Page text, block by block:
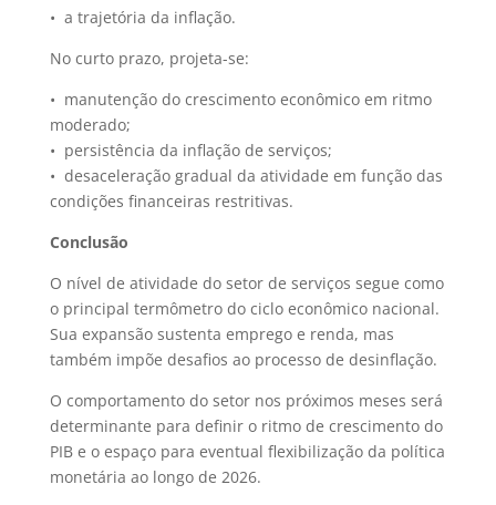
• a trajetória da inflação.
No curto prazo, projeta-se:
• manutenção do crescimento econômico em ritmo
moderado;
• persistência da inflação de serviços;
• desaceleração gradual da atividade em função das
condições financeiras restritivas.
Conclusão
O nível de atividade do setor de serviços segue como
o principal termômetro do ciclo econômico nacional.
Sua expansão sustenta emprego e renda, mas
também impõe desafios ao processo de desinflação.
O comportamento do setor nos próximos meses será
determinante para definir o ritmo de crescimento do
PIB e o espaço para eventual flexibilização da política
monetária ao longo de 2026.